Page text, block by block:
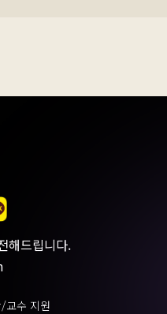
해드립니다.
교수 지원